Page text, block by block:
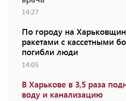
14:27
По городу на
ракетами с кассетными
погибли люди
14:05
В Харькове в 3,5 раза
воду и канализацию